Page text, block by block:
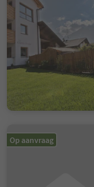
Op aanvraag